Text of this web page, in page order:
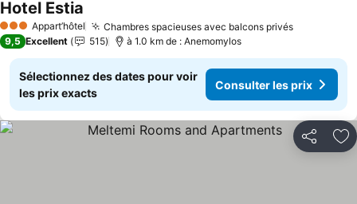
3 ÉtoilesAppart’hôtel Chambres spacieuses avec balcons privésConsulter
Hotel Estia
9,5 Excellent 515 à 1.0 km de : Anemomylos
Sélectionnez des dates pour voir
les prix exacts
Consulter les prix
Partager